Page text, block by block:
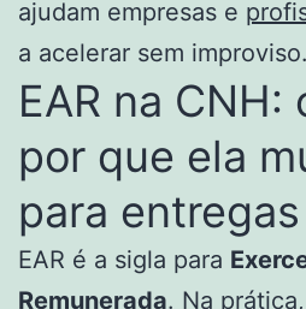
ajudam empresas e
a acelerar sem improviso.
EAR na CNH:
por que ela
para entregas
EAR é a sigla para
Remunerada. Na